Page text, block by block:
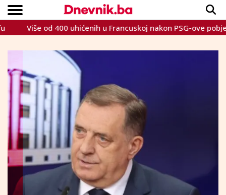
VIJESTI
SPORT
INTERVIEW
TEME
CRNA KRONIKA
LIFESTYLE
Copyright © Dnevnik.ba 2023.
od 400 uhićenih u Francuskoj nakon PSG-ove pobjede u